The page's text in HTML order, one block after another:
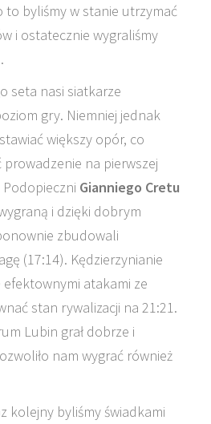
to byliśmy w stanie utrzymać
i ostatecznie wygraliśmy
seta nasi siatkarze
gry. Niemniej jednak
większy opór, co
prowadzenie na pierwszej
Gianniego Cretu
i dzięki dobrym
zbudowali
(17:14). Kędzierzynianie
atakami ze
stan rywalizacji na 21:21.
Lubin grał dobrze i
nam wygrać również
kolejny byliśmy świadkami